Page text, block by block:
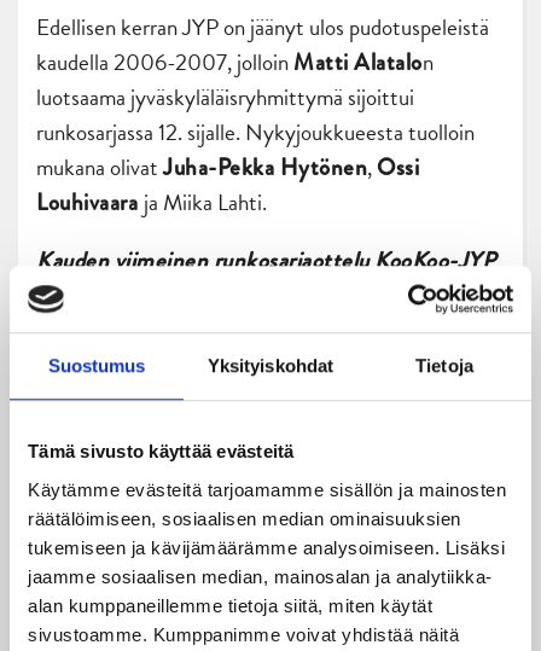
Suostumus Yksityiskohdat Tietoja
Tämä sivusto käyttää evästeitä
Käytämme evästeitä tarjoamamme sisällön ja mainosten
räätälöimiseen, sosiaalisen median ominaisuuksien
tukemiseen ja kävijämäärämme analysoimiseen. Lisäksi
jaamme sosiaalisen median, mainosalan ja analytiikka-
alan kumppaneillemme tietoja siitä, miten käytät
sivustoamme. Kumppanimme voivat yhdistää näitä
Edellisen kerran JYP on jäänyt ulos pudotuspeleistä
kaudella 2006-2007, jolloinMatti Alatalon
luotsaama jyväskyläläisryhmittymä sijoittui
runkosarjassa 12. sijalle. Nykyjoukkueesta tuolloin
mukana olivatJuha-Pekka Hytönen,Ossi
Louhivaara ja Miika Lahti.
Kauden viimeinen runkosarjaottelu KooKoo-JYP
tiistaina 12. maaliskuuta Kouvolan Lumon
Areenalla alkaen kello 18.30.
Teksti: Antti Hokkanen